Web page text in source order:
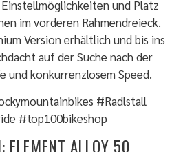
und Platz
im vorderen Rahmendreieck.
Version erhältlich und bis ins
auf der Suche nach der
und konkurrenzlosem Speed.
#Radlstall
#top100bikeshop
ELEMENT ALLOY 50